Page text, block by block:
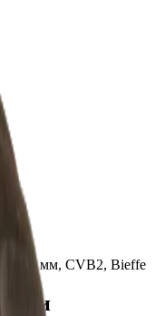
20 мм, CVB2, Bieffe